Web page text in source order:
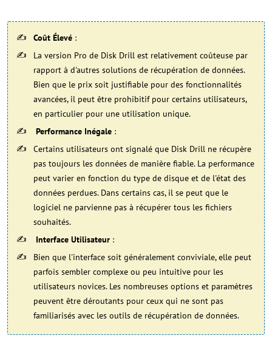
Coût Élevé :
La version Pro de Disk Drill est relativement coûteuse par
rapport à d'autres solutions de récupération de données.
Bien que le prix soit justifiable pour des fonctionnalités
avancées, il peut être prohibitif pour certains utilisateurs,
en particulier pour une utilisation unique​​.
Performance Inégale :
Certains utilisateurs ont signalé que Disk Drill ne récupère
pas toujours les données de manière fiable. La performance
peut varier en fonction du type de disque et de l'état des
données perdues. Dans certains cas, il se peut que le
logiciel ne parvienne pas à récupérer tous les fichiers
souhaités​​.
Interface Utilisateur :
Bien que l'interface soit généralement conviviale, elle peut
parfois sembler complexe ou peu intuitive pour les
utilisateurs novices. Les nombreuses options et paramètres
peuvent être déroutants pour ceux qui ne sont pas
familiarisés avec les outils de récupération de données​.